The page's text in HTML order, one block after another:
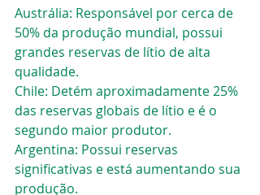
Austrália: Responsável por cerca de
50% da produção mundial, possui
grandes reservas de lítio de alta
qualidade.
Chile: Detém aproximadamente 25%
das reservas globais de lítio e é o
segundo maior produtor.
Argentina: Possui reservas
significativas e está aumentando sua
produção.